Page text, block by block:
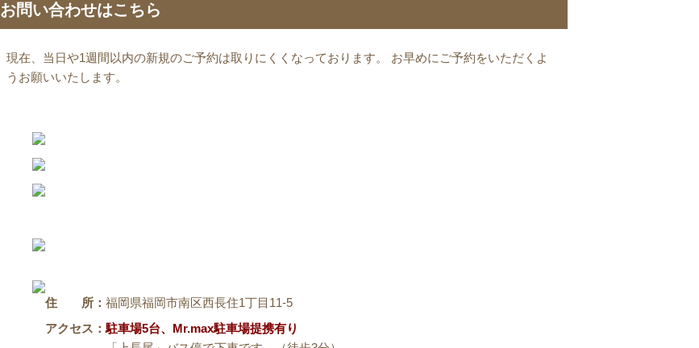
お問い合わせはこちら
現在、当日や1週間以内の新規のご予約は取りにくくなっております。 お早めにご予約をいただくよ
うお願いいたします。
住 所： 福岡県福岡市南区西長住1丁目11-5
アクセス： 駐車場5台、Mr.max駐車場提携有り